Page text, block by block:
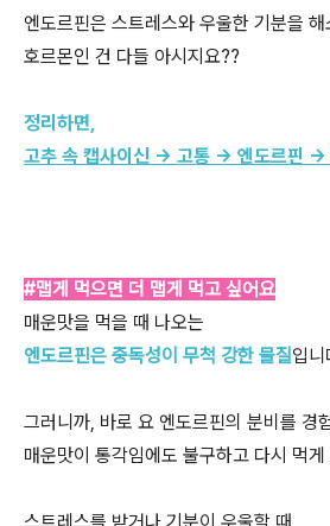
엔도르핀은 스트레스와 우울한 기분을 해
호르몬인 건 다들 아시지요??
정리하면,
고추 속 캡사이신 → 고통 → 엔도르핀 →
#맵게 먹으면 더 맵게 먹고 싶어요
매운맛을 먹을 때 나오는
엔도르핀은 중독성이 무척 강한 물질입니
그러니까, 바로 요 엔도르핀의 분비를 경
매운맛이 통각임에도 불구하고 다시 먹